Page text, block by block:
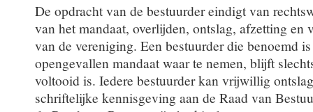
De opdracht van de bestuurder eindigt van
van het mandaat, overlijden, ontslag, afzetting en
van de vereniging. Een bestuurder die benoemd
opengevallen mandaat waar te nemen, blijft
voltooid is. Iedere bestuurder kan vrijwillig
schriftelijke kennisgeving aan de Raad van